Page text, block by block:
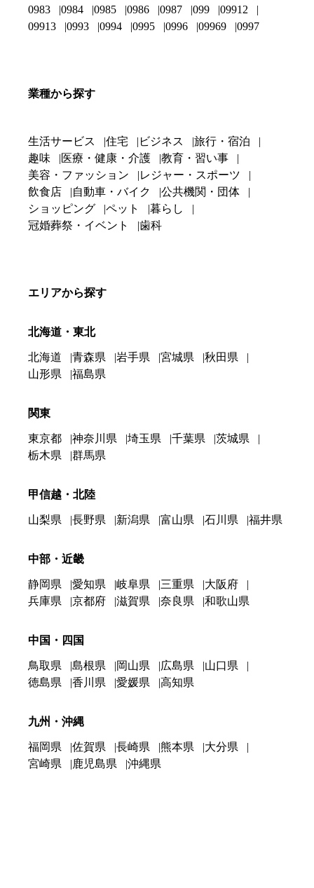
0983
0984 0985 0986 0987 099
09912
09913
0993 0994 0995 0996 09969 0997
業種から探す
生活サービス 住宅 ビジネス
旅行・宿泊
趣味
医療・健康・介護
教育・習い事
美容・ファッション
レジャー・スポーツ
飲食店
自動車・バイク
公共機関・団体
ショッピング
ペット
暮らし
冠婚葬祭・イベント
歯科
エリアから探す
北海道・東北
北海道 青森県 岩手県 宮城県
秋田県
山形県
福島県
関東
東京都 神奈川県 埼玉県 千葉県
茨城県
栃木県
群馬県
甲信越・北陸
山梨県 長野県 新潟県 富山県 石川県 福井県
中部・近畿
静岡県 愛知県 岐阜県 三重県
大阪府
兵庫県
京都府 滋賀県 奈良県 和歌山県
中国・四国
鳥取県 島根県 岡山県 広島県
山口県
徳島県
香川県 愛媛県 高知県
九州・沖縄
福岡県 佐賀県 長崎県 熊本県
大分県
宮崎県
鹿児島県 沖縄県